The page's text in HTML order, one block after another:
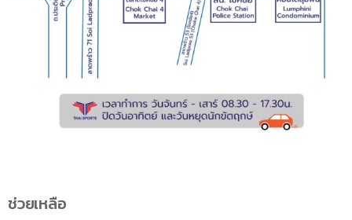
ช่วยเหลือ